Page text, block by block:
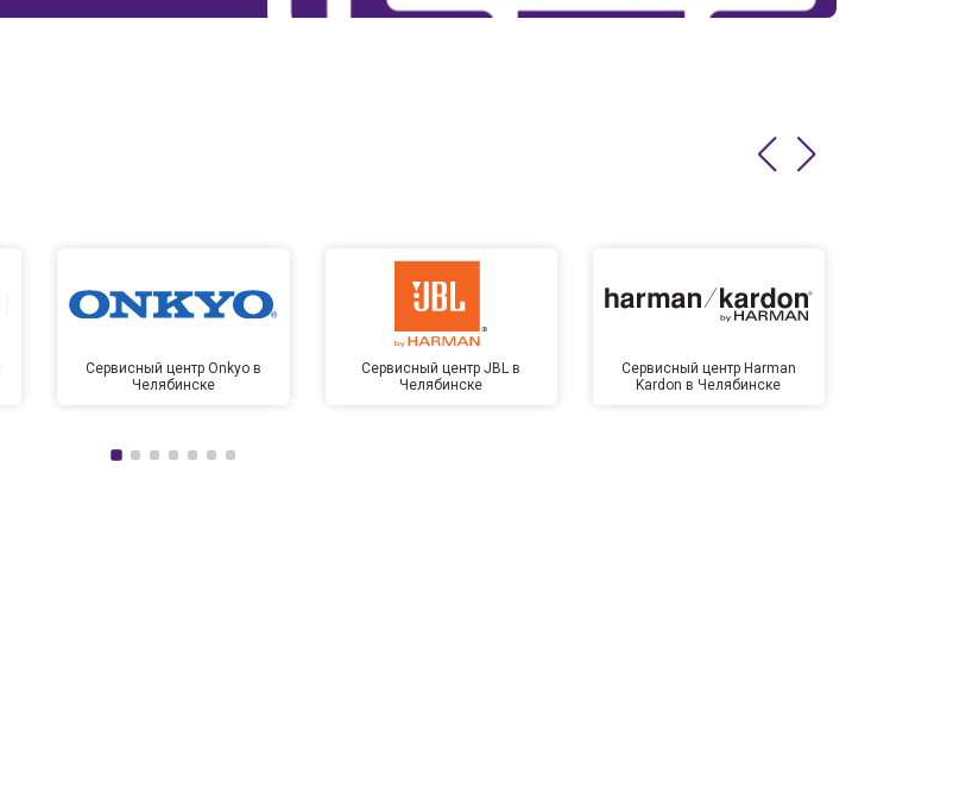
Сервисный центр Onkyo в
Челябинске
Сервисный центр JBL в
Челябинске
Сервисный центр Harman
Kardon в Челябинске